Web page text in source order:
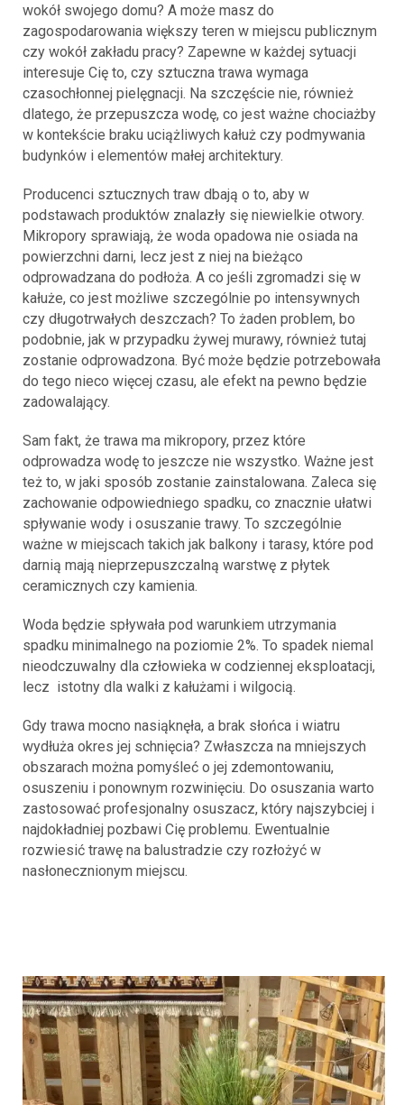
wokół swojego domu? A może masz do
zagospodarowania większy teren w miejscu publicznym
czy wokół zakładu pracy? Zapewne w każdej sytuacji
interesuje Cię to, czy sztuczna trawa wymaga
czasochłonnej pielęgnacji. Na szczęście nie, również
dlatego, że przepuszcza wodę, co jest ważne chociażby
w kontekście braku uciążliwych kałuż czy podmywania
budynków i elementów małej architektury.
Producenci sztucznych traw dbają o to, aby w
podstawach produktów znalazły się niewielkie otwory.
Mikropory sprawiają, że woda opadowa nie osiada na
powierzchni darni, lecz jest z niej na bieżąco
odprowadzana do podłoża. A co jeśli zgromadzi się w
kałuże, co jest możliwe szczególnie po intensywnych
czy długotrwałych deszczach? To żaden problem, bo
podobnie, jak w przypadku żywej murawy, również tutaj
zostanie odprowadzona. Być może będzie potrzebowała
do tego nieco więcej czasu, ale efekt na pewno będzie
zadowalający.
Sam fakt, że trawa ma mikropory, przez które
odprowadza wodę to jeszcze nie wszystko. Ważne jest
też to, w jaki sposób zostanie zainstalowana. Zaleca się
zachowanie odpowiedniego spadku, co znacznie ułatwi
spływanie wody i osuszanie trawy. To szczególnie
ważne w miejscach takich jak balkony i tarasy, które pod
darnią mają nieprzepuszczalną warstwę z płytek
ceramicznych czy kamienia.
Woda będzie spływała pod warunkiem utrzymania
spadku minimalnego na poziomie 2%. To spadek niemal
nieodczuwalny dla człowieka w codziennej eksploatacji,
lecz istotny dla walki z kałużami i wilgocią.
Gdy trawa mocno nasiąknęła, a brak słońca i wiatru
wydłuża okres jej schnięcia? Zwłaszcza na mniejszych
obszarach można pomyśleć o jej zdemontowaniu,
osuszeniu i ponownym rozwinięciu. Do osuszania warto
zastosować profesjonalny osuszacz, który najszybciej i
najdokładniej pozbawi Cię problemu. Ewentualnie
rozwiesić trawę na balustradzie czy rozłożyć w
nasłonecznionym miejscu.